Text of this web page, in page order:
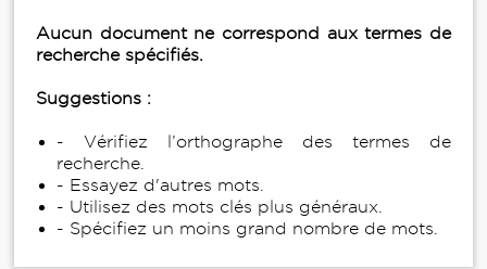
Aucun document ne correspond aux termes de
recherche spécifiés.
Suggestions :
- Vérifiez l’orthographe des termes de
recherche.
- Essayez d'autres mots.
- Utilisez des mots clés plus généraux.
- Spécifiez un moins grand nombre de mots.